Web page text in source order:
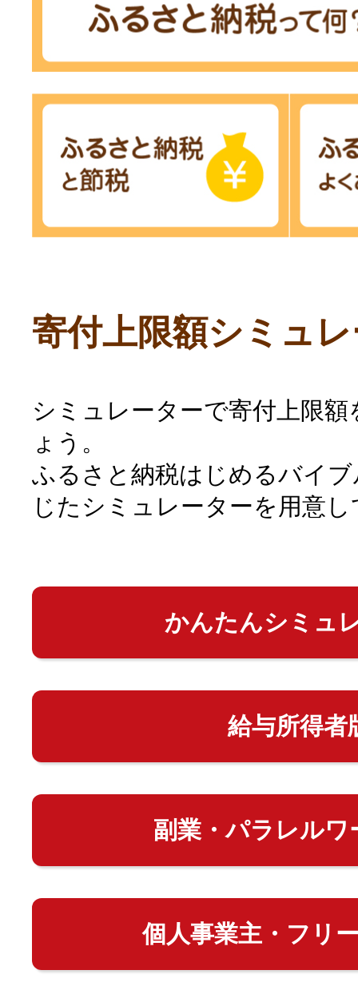
寄付上限額シミュ
シミュレーターで寄付上限
ょう。
ふるさと納税はじめるバイ
じたシミュレーターを用意
かんたんシミュ
給与所得者
副業・パラレルワ
個人事業主・フリ